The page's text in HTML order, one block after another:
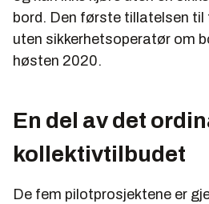
bord. Den første tillatelsen
uten sikkerhetsoperatør om
høsten 2020.
En del av det
kollektivtilbudet
De fem pilotprosjektene er